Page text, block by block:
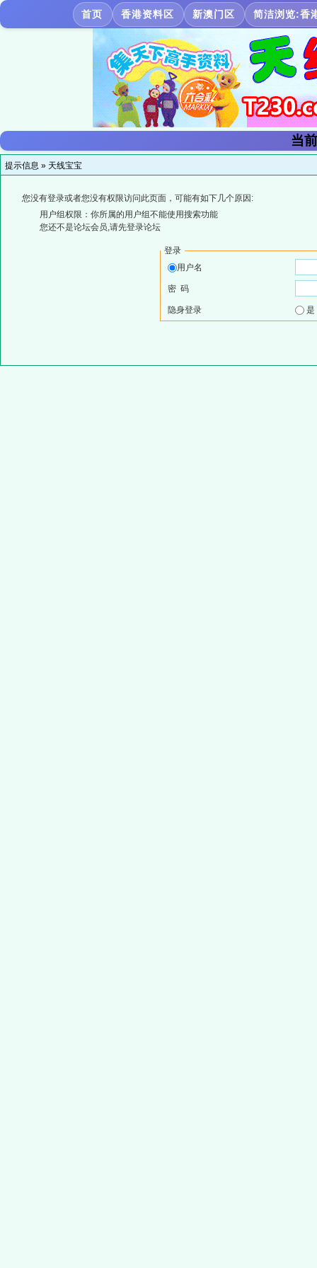
首页 香港资料区 新澳门区 简洁浏览:香
当
提示信息 » 天线宝宝
您没有登录或者您没有权限访问此页面，可能有如下几个原因:
用户组权限：你所属的用户组不能使用搜索功能
您还不是论坛会员,请先登录论坛
登录
用户名
密 码
隐身登录